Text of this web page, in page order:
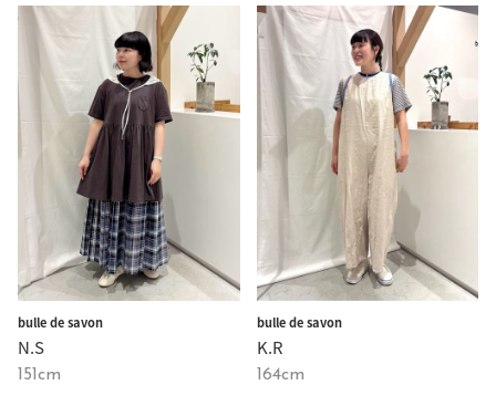
bulle de savon
N.S
151cm
bulle de savon
K.R
164cm